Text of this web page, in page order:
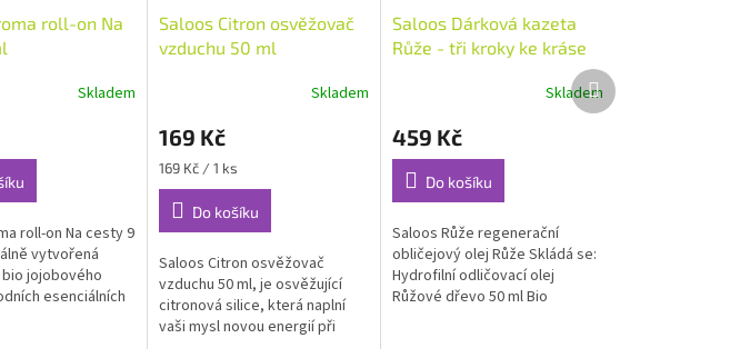
roll-on Na
Skladem
roll-on Na cesty 9
vytvořená
jojobového
esenciálních
Saloos Citron osvěžovač
vzduchu 50 ml
produktu
je
5,0
Skladem
169 Kč
Měrná
cena:
169 Kč / 1 ks
Do košíku
Saloos Citron osvěžovač
vzduchu 50 ml, je osvěžující
citronová silice, která naplní
vaši mysl novou energií při
Saloos Dárková kazeta
Růže - tři kroky ke kráse
produktu
je
5,0
z
5
hvězdiček.
Skladem
459 Kč
Do košíku
Saloos Růže regenerační
obličejový olej Růže Skládá se:
Hydrofilní odličovací olej
Růžové dřevo 50 ml Bio
Další
produkt